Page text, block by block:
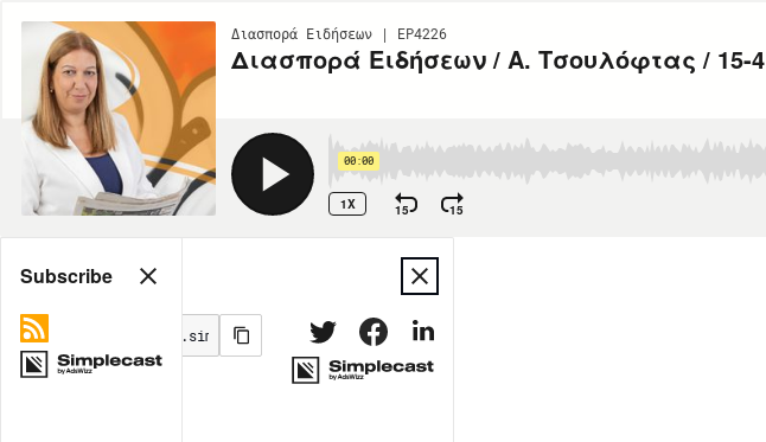
Διασπορά Ειδήσεων | EP4226
Διασπορά Ειδήσεων / Α. Τσουλόφτας / 15-4
00:00
1X 15 15
Share
MORE OPTIONS
Subscribe